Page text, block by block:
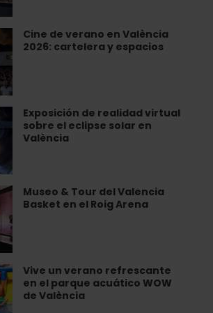
Cine de verano en València
2026: cartelera y espacios
Exposición de realidad virtual
sobre el eclipse solar en
València
Museo & Tour del Valencia
Basket en el Roig Arena
Vive un verano refrescante
en el parque acuático WOW
de València